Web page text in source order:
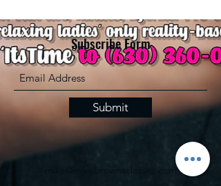
Subscribe Form
Submit
mike@mikebrownsclasses.com